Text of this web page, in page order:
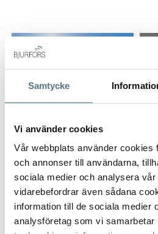
Samtycke
Vi använder cookies
Vår webbplats använder cookies
och annonser till användarna,
sociala medier och analysera
vidarebefordrar även sådana
information till de sociala medier
analysföretag som vi
nära till affärer, restauranger och
Du vet väl att Bjurfors har tillgång
bostäder till salu på solkusten, så